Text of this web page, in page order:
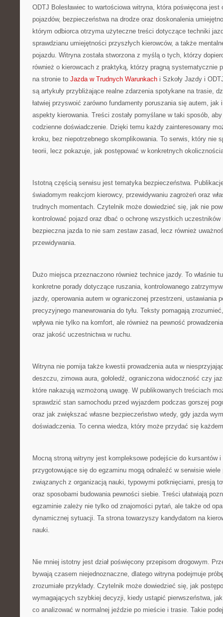
ODTJ Bolesławiec to wartościowa witryna, która poświęcona jest
pojazdów, bezpieczeństwa na drodze oraz doskonalenia
którym odbiorca otrzyma użyteczne treści dotyczące techniki
sprawdzianu umiejętności przyszłych kierowców, a także
pojazdu. Witryna została stworzona z myślą o tych, którzy
również o kierowcach z praktyką, którzy pragną systematycznie
na stronie to Jazda w Trudnych Warunkach i Szkoły Jazdy i
są artykuły przybliżające realne zdarzenia spotykane na trasie,
łatwiej przyswoić zarówno fundamenty poruszania się autem, jak
aspekty kierowania. Treści zostały pomyślane w taki sposób, aby
codzienne doświadczenie. Dzięki temu każdy zainteresowany
kroku, bez niepotrzebnego skomplikowania. To serwis, który nie
teorii, lecz pokazuje, jak postępować w konkretnych
Istotną częścią serwisu jest tematyka bezpieczeństwa.
świadomym reakcjom kierowcy, przewidywaniu zagrożeń oraz
trudnych momentach. Czytelnik może dowiedzieć się, jak nie
kontrolować pojazd oraz dbać o ochronę wszystkich
bezpieczna jazda to nie sam zestaw zasad, lecz również
przewidywania.
Dużo miejsca przeznaczono również technice jazdy. To właśnie
konkretne porady dotyczące ruszania, kontrolowanego
jazdy, operowania autem w ograniczonej przestrzeni, ustawiania
precyzyjnego manewrowania do tyłu. Teksty pomagają
wpływa nie tylko na komfort, ale również na pewność
oraz jakość uczestnictwa w ruchu.
Witryna nie pomija także kwestii prowadzenia auta w
deszczu, zimowa aura, gołoledź, ograniczona widoczność czy
które nakazują wzmożoną uwagę. W publikowanych treściach
sprawdzić stan samochodu przed wyjazdem podczas gorszej
oraz jak zwiększać własne bezpieczeństwo wtedy, gdy jazda
doświadczenia. To cenna wiedza, który może przydać się
Mocną stroną witryny jest kompleksowe podejście do kursantów
przygotowujące się do egzaminu mogą odnaleźć w serwisie
związanych z organizacją nauki, typowymi potknięciami, presją
oraz sposobami budowania pewności siebie. Treści ułatwiają
egzaminie zależy nie tylko od znajomości pytań, ale także od
dynamicznej sytuacji. Ta strona towarzyszy kandydatom na
nauki.
Nie mniej istotny jest dział poświęcony przepisom drogowym.
bywają czasem niejednoznaczne, dlatego witryna podejmuje
zrozumiałe przykłady. Czytelnik może dowiedzieć się, jak
wymagających szybkiej decyzji, kiedy ustąpić pierwszeństwa,
co analizować w normalnej jeździe po mieście i trasie. Takie